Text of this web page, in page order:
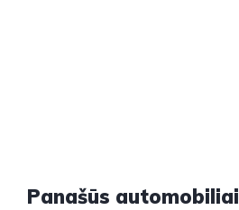
Panašūs automobiliai